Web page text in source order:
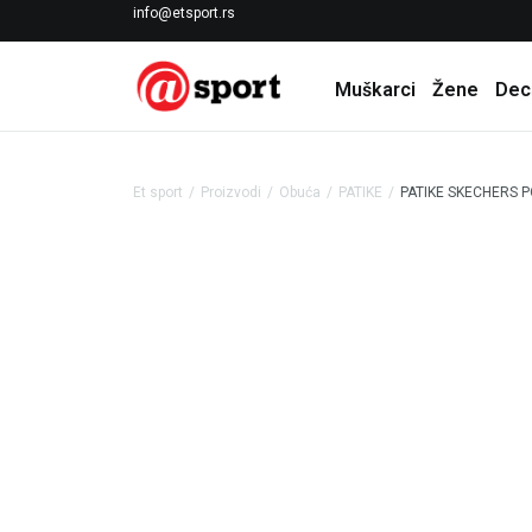
info@etsport.rs
LICENCIRANI CLEARANCE PARTNER ADIDAS
Muškarci Žene
Et sport Proizvodi Obuća PATIKE PATIKE SKECHERS